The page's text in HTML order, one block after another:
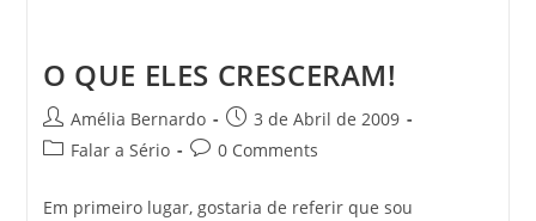
O QUE ELES CRESCERAM!
Post
author:
Amélia Bernardo
Post
published:
3 de Abril de 2009
PostFalar a Sério
Post0 Comments
Em primeiro lugar, gostaria de referir que sou